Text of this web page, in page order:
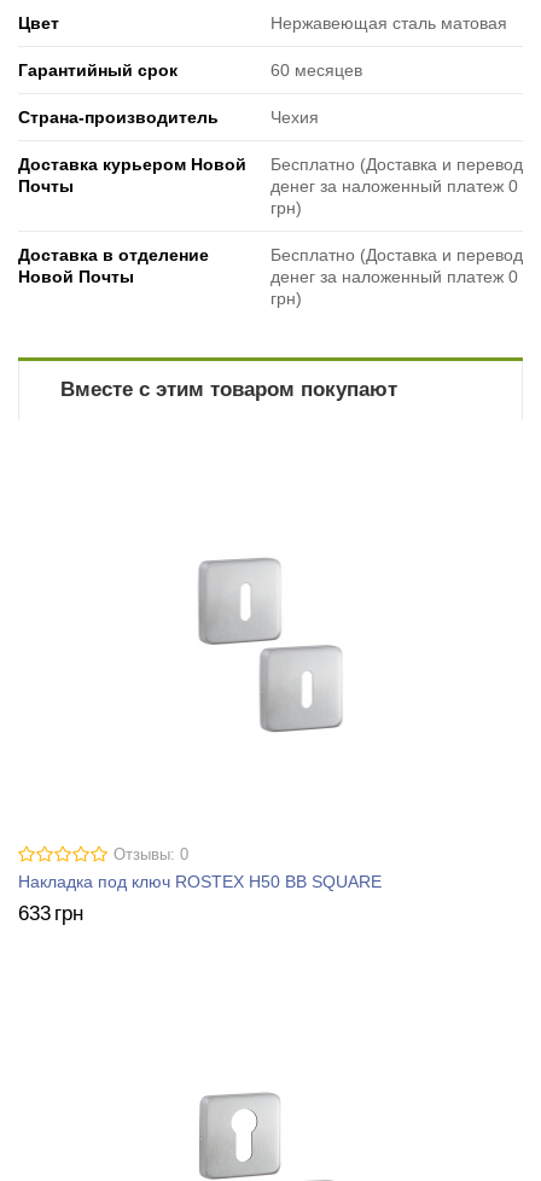
Цвет Нержавеющая сталь матовая
Гарантийный срок 60 месяцев
Страна-производитель Чехия
Доставка курьером Новой
Почты
Бесплатно (Доставка и перевод
денег за наложенный платеж 0
грн)
Доставка в отделение
Новой Почты
Бесплатно (Доставка и перевод
денег за наложенный платеж 0
грн)
Вместе с этим товаром покупают
Отзывы: 0
Накладка под ключ ROSTEX H50 BB SQUARE
633 грн